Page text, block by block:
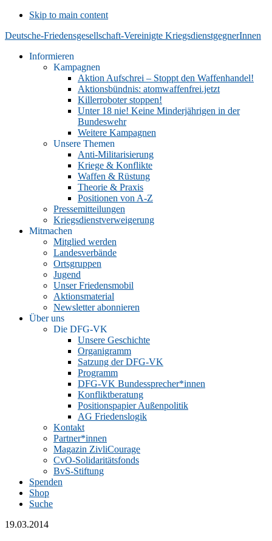
Skip to main content
Deutsche-Friedensgesellschaft-Vereinigte KriegsdienstgegnerInnen
Informieren
Kampagnen
Aktion Aufschrei – Stoppt den Waffenhandel!
Aktionsbündnis: atomwaffenfrei.jetzt
Killerroboter stoppen!
Unter 18 nie! Keine Minderjährigen in der
Bundeswehr
Weitere Kampagnen
Unsere Themen
Anti-Militarisierung
Kriege & Konflikte
Waffen & Rüstung
Theorie & Praxis
Positionen von A-Z
Pressemitteilungen
Kriegsdienstverweigerung
Mitmachen
Mitglied werden
Landesverbände
Ortsgruppen
Jugend
Unser Friedensmobil
Aktionsmaterial
Newsletter abonnieren
Über uns
Die DFG-VK
Unsere Geschichte
Organigramm
Satzung der DFG-VK
Programm
DFG-VK Bundessprecher*innen
Konfliktberatung
Positionspapier Außenpolitik
AG Friedenslogik
Kontakt
Partner*innen
Magazin ZivliCourage
CvO-Solidaritätsfonds
BvS-Stiftung
Spenden
Shop
Suche
19.03.2014